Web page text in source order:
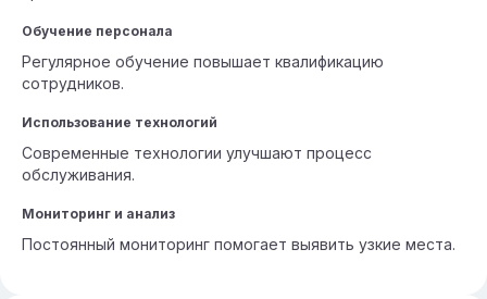
Обучение персонала
Регулярное обучение повышает квалификацию
сотрудников.
Использование технологий
Современные технологии улучшают процесс
обслуживания.
Мониторинг и анализ
Постоянный мониторинг помогает выявить узкие места.